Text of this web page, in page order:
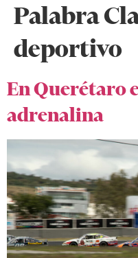
Palabra
deportivo
En Querétaro
adrenalina